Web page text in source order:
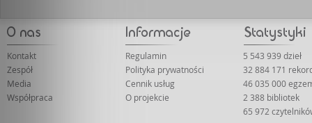
Kontakt
Zespół
Media
Współpraca
Regulamin
Polityka prywatności
Cennik usług
O projekcie
5 543 939 dzieł
32 884 171
46 035 000
2 388 bibliotek
65 972